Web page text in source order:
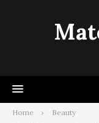
Home
Beauty